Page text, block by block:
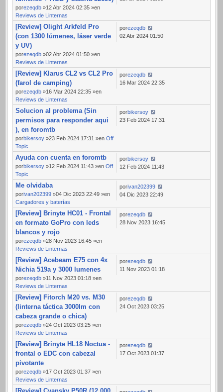
porezeqdb »12 Abr 2024 02:35 »en
Reviews de Linternas
[Review] Olight Arkfeld Pro
(con 1300 lúmenes, láser verde
y UV)
porezeqdb »02 Abr 2024 01:50 »en
Reviews de Linternas
porezeqdb
02 Abr 2024 01:50
[Review] Klarus CL2 vs CL2 Pro
(farol de camping)
porezeqdb »16 Mar 2024 22:35 »en
Reviews de Linternas
porezeqdb
16 Mar 2024 22:35
Solucion al problema (Sin
permisos para responder aqui
), en foromtb
porbikersoy »23 Feb 2024 17:31 »en Off
Topic
porbikersoy
23 Feb 2024 17:31
Ayuda con cuenta en foromtb
porbikersoy »12 Feb 2024 11:43 »en Off
Topic
porbikersoy
12 Feb 2024 11:43
Me olvidaba
porivan202399 »04 Dic 2023 22:49 »en
Cargadores y baterías
porivan202399
04 Dic 2023 22:49
[Review] Brinyte HC01 - Frontal
en formato GoPro con leds
blancos y rojo
porezeqdb »28 Nov 2023 16:45 »en
Reviews de Linternas
porezeqdb
28 Nov 2023 16:45
[Review] Acebeam E75 con 4x
Nichia 519a y 3000 lumenes
porezeqdb »11 Nov 2023 01:18 »en
Reviews de Linternas
porezeqdb
11 Nov 2023 01:18
[Review] Fitorch M20 vs. M30
(linterna táctica 3000lm con
cabeza grande o chica)
porezeqdb »24 Oct 2023 03:25 »en
Reviews de Linternas
porezeqdb
24 Oct 2023 03:25
[Review] Brinyte HL18 Noctua -
frontal o EDC con cabezal
pivotante
porezeqdb »17 Oct 2023 01:37 »en
Reviews de Linternas
porezeqdb
17 Oct 2023 01:37
[Review] Cyansky P50R (12.000